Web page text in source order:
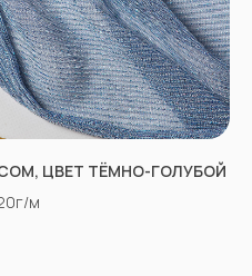
ЦВЕТ ТЁМНО-ГОЛУБОЙ
м